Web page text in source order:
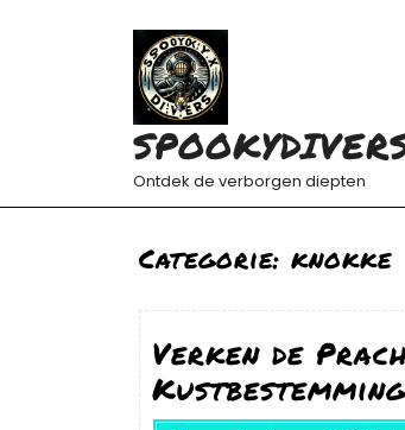
Ontdek de verborgen diepten
Categorie: knokke
Verken de
Kustbestemming